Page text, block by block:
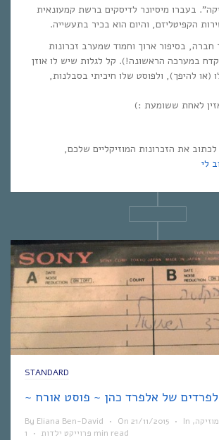
בעברו מיסיונר לדיסקים ברשת קמעונאית
הקפיטליזם, והיום הוא בכיר בתעשייה.
חברה, בסיפור ארוך וחמוד שמערב זכרונות
במערכה הראשונה!). קל לגלות שיש לו אוזן
(או להיפך), ולפוסט שלו חיכיתי בסבלנות,
לאחת ששומעת :)
את הזכרונות המוזיקליים שלכם,
לי
STANDARD
של אלפרד כהן ~ פוסט אורח
By Eliana Ben-David • On 21/11/2015 • In מוזיקה,
פרוייקט ילדות • 1 min read